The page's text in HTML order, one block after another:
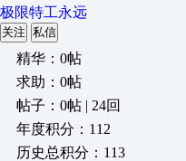
极限特工永远
关注 私信
精华：0帖
求助：0帖
帖子：0帖 | 24回
年度积分：112
历史总积分：113